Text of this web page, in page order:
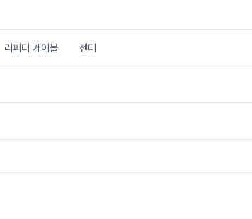
리피터 케이블 젠더